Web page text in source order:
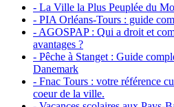
- La Ville la Plus Peuplée du
- PIA Orléans-Tours : guide
- AGOSPAP : Qui a droit et
avantages ?
- Pêche à Stanget : Guide
Danemark
- Fnac Tours : votre référence
coeur de la ville.